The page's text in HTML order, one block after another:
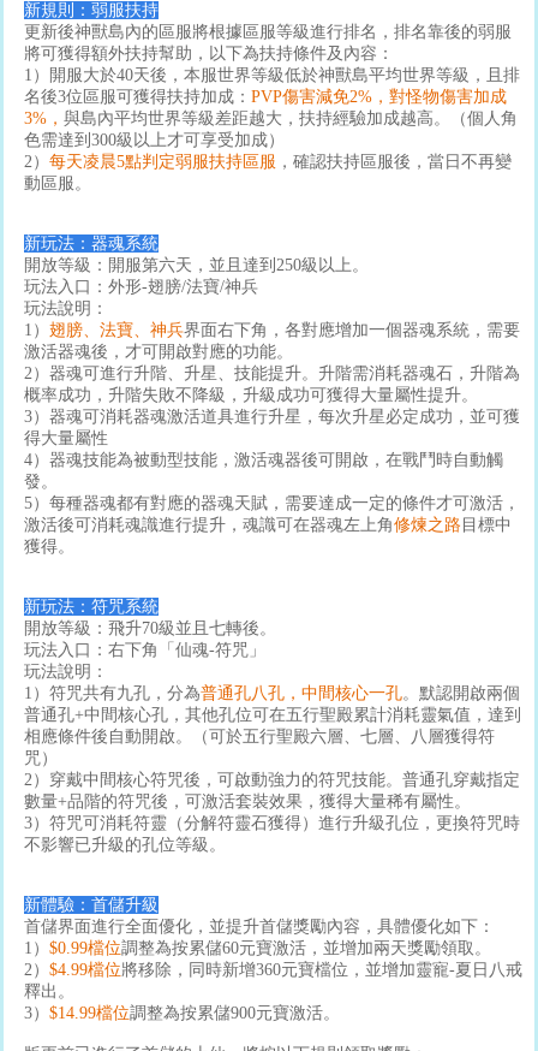
新規則：弱服扶持
更新後神獸島內的區服將根據區服等級進行排名，排名靠後的弱服
將可獲得額外扶持幫助，以下為扶持條件及內容：
1）開服大於40天後，本服世界等級低於神獸島平均世界等級，且排
名後3位區服可獲得扶持加成：PVP傷害減免2%，對怪物傷害加成
3%，與島內平均世界等級差距越大，扶持經驗加成越高。（個人角
色需達到300級以上才可享受加成）
2）每天凌晨5點判定弱服扶持區服 ，確認扶持區服後，當日不再變
動區服。
新玩法：器魂系統
開放等級：開服第六天，並且達到250級以上。
玩法入口：外形-翅膀/法寶/神兵
玩法說明：
1）翅膀、法寶、神兵界面右下角，各對應增加一個器魂系統，需要
激活器魂後，才可開啟對應的功能。
2）器魂可進行升階、升星、技能提升。升階需消耗器魂石，升階為
概率成功，升階失敗不降級，升級成功可獲得大量屬性提升。
3）器魂可消耗器魂激活道具進行升星，每次升星必定成功，並可獲
得大量屬性
4）器魂技能為被動型技能，激活魂器後可開啟，在戰鬥時自動觸
發。
5）每種器魂都有對應的器魂天賦，需要達成一定的條件才可激活，
激活後可消耗魂識進行提升，魂識可在器魂左上角修煉之路 目標中
獲得。
新玩法：符咒系統
開放等級：飛升70級並且七轉後。
玩法入口：右下角「仙魂-符咒」
玩法說明：
1）符咒共有九孔，分為普通孔八孔，中間核心一孔。默認開啟兩個
普通孔+中間核心孔，其他孔位可在五行聖殿累計消耗靈氣值，達到
相應條件後自動開啟。（可於五行聖殿六層、七層、八層獲得符
咒）
2）穿戴中間核心符咒後，可啟動強力的符咒技能。普通孔穿戴指定
數量+品階的符咒後，可激活套裝效果，獲得大量稀有屬性。
3）符咒可消耗符靈（分解符靈石獲得）進行升級孔位，更換符咒時
不影響已升級的孔位等級。
新體驗：首儲升級
首儲界面進行全面優化，並提升首儲獎勵內容，具體優化如下：
1）$0.99檔位調整為按累儲60元寶激活，並增加兩天獎勵領取。
2）$4.99檔位將移除，同時新增360元寶檔位，並增加靈寵-夏日八戒
釋出。
3）$14.99檔位調整為按累儲900元寶激活。